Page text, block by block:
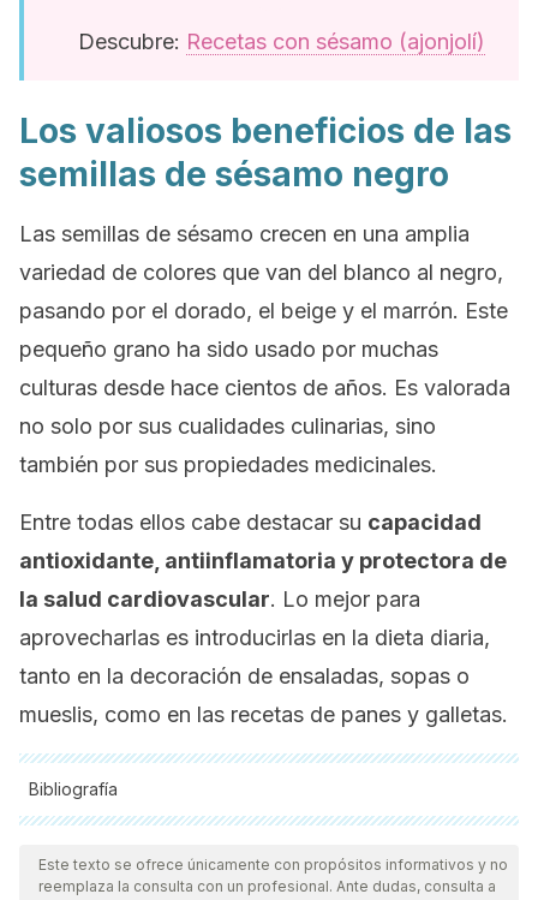
Descubre: Recetas con sésamo (ajonjolí)
Los valiosos beneficios de las
semillas de sésamo negro
Las semillas de sésamo crecen en una amplia
variedad de colores que van del blanco al negro,
pasando por el dorado, el beige y el marrón. Este
pequeño grano ha sido usado por muchas
culturas desde hace cientos de años. Es valorada
no solo por sus cualidades culinarias, sino
también por sus propiedades medicinales.
Entre todas ellos cabe destacar su capacidad
antioxidante, antiinflamatoria y protectora de
la salud cardiovascular. Lo mejor para
aprovecharlas es introducirlas en la dieta diaria,
tanto en la decoración de ensaladas, sopas o
mueslis, como en las recetas de panes y galletas.
Bibliografía
Todas las fuentes citadas fueron revisadas a profundidad por
nuestro equipo, para asegurar su calidad, confiabilidad,
vigencia y validez.La bibliografía de este artículo fue
Este texto se ofrece únicamente con propósitos informativos y no
reemplaza la consulta con un profesional. Ante dudas, consulta a